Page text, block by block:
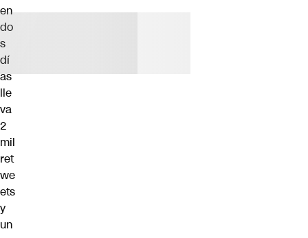
en
do
s
dí
as
lle
va
2
mil
ret
we
ets
y
un